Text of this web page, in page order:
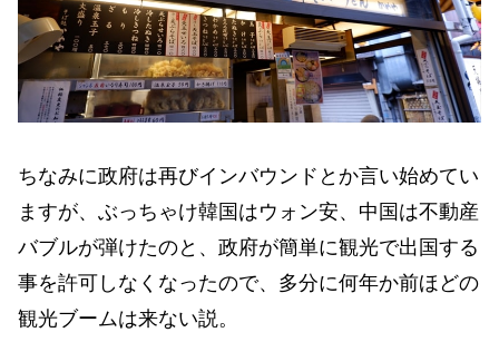
ちなみに政府は再びインバウンドとか言い始めてい
ますが、ぶっちゃけ韓国はウォン安、中国は不動産
バブルが弾けたのと、政府が簡単に観光で出国する
事を許可しなくなったので、多分に何年か前ほどの
観光ブームは来ない説。